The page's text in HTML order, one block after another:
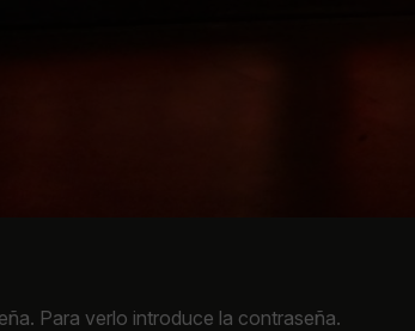
Para verlo introduce la contraseña.